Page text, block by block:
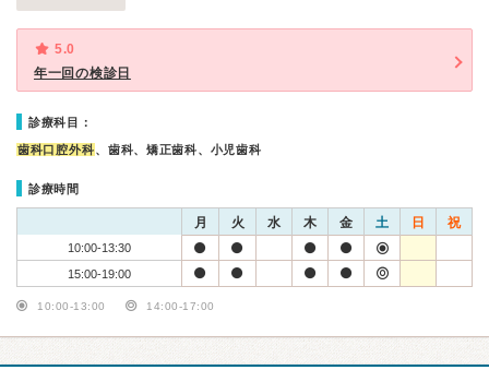
5.0
年一回の検診日
診療科目：
歯科口腔外科、歯科、矯正歯科、小児歯科
診療時間
月 火 水 木 金 土 日 祝
10:00-13:30
15:00-19:00
10:00-13:00 14:00-17:00